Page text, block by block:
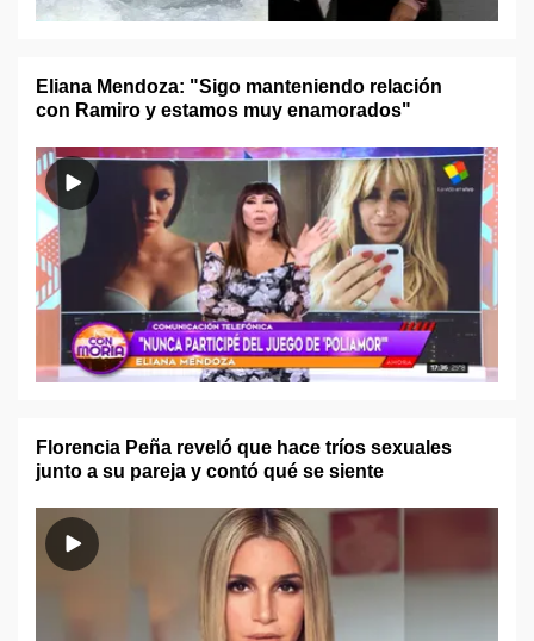
Eliana Mendoza: "Sigo manteniendo relación
con Ramiro y estamos muy enamorados"
Florencia Peña reveló que hace tríos sexuales
junto a su pareja y contó qué se siente